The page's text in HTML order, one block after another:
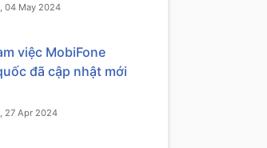
04 May 2024
việc MobiFone
đã cập nhật mới
27 Apr 2024